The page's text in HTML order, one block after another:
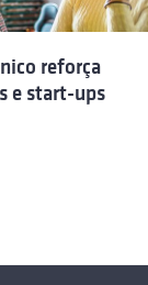
reforça
e start-ups